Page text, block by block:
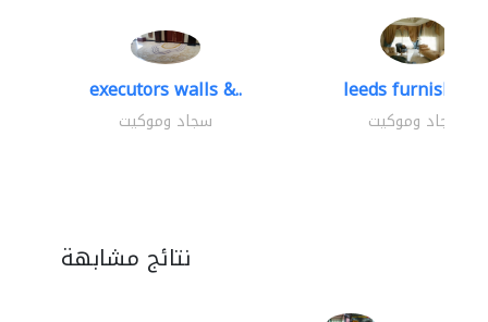
executors walls &..
سجاد وموكيت
leeds furnishings
سجاد وموكيت
نتائج مشابهة